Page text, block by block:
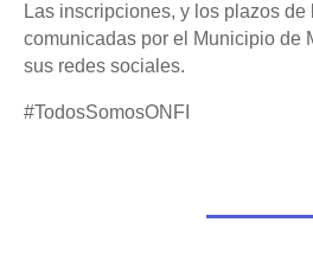
Las inscripciones, y los plazos de
comunicadas por el Municipio de
sus redes sociales.
#TodosSomosONFI